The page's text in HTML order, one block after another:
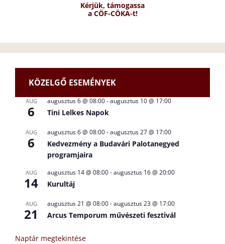
Kérjük, támogassa
a CÖF-CÖKA-t!
KÖZELGŐ ESEMÉNYEK
AUG
6
augusztus 6 @ 08:00-augusztus 10 @ 17:00
Tini Lelkes Napok
AUG
6
augusztus 6 @ 08:00-augusztus 27 @ 17:00
Kedvezmény a Budavári Palotanegyed
programjaira
AUG
14
augusztus 14 @ 08:00-augusztus 16 @ 20:00
Kurultáj
AUG
21
augusztus 21 @ 08:00-augusztus 23 @ 17:00
Arcus Temporum művészeti fesztivál
Naptár megtekintése